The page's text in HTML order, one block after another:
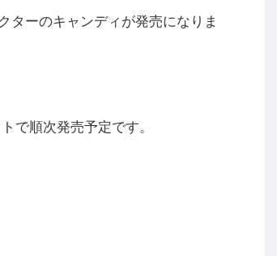
ターのキャンディが発売になりま
で順次発売予定です。